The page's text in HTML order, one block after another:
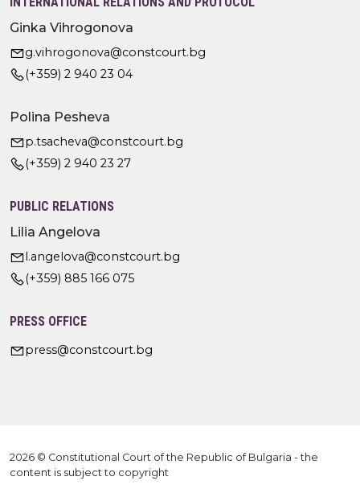
Ginka Vihrogonova
g.vihrogonova@constcourt.bg
(+359) 2 940 23 04
Polina Pesheva
p.tsacheva@constcourt.bg
(+359) 2 940 23 27
PUBLIC RELATIONS
Lilia Angelova
l.angelova@constcourt.bg
(+359) 885 166 075
PRESS OFFICE
press@constcourt.bg
2026 © Constitutional Court of the Republic of Bulgaria - the
content is subject to copyright